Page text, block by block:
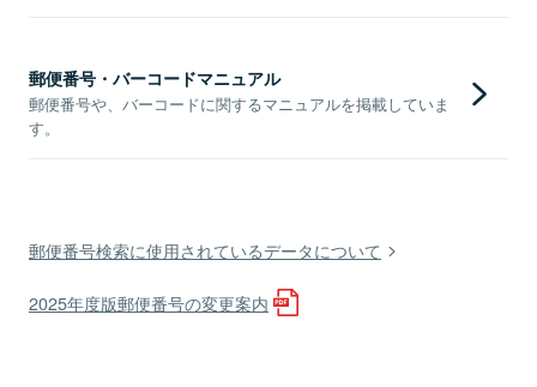
郵便番号・バーコードマニュアル
郵便番号や、バーコードに関するマニュアルを掲載していま
す。
郵便番号検索に使用されているデータについて
2025年度版郵便番号の変更案内